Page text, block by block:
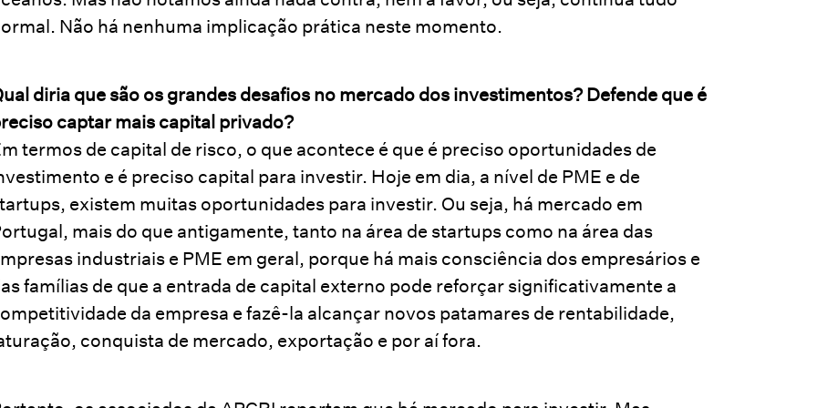
Não há nenhuma implicação prática neste momento.
diria que são os grandes desafios no mercado dos investimentos? Defende que é
captar mais capital privado?
termos de capital de risco, o que acontece é que é preciso oportunidades de
e é preciso capital para investir. Hoje em dia, a nível de PME e de
existem muitas oportunidades para investir. Ou seja, há mercado em
mais do que antigamente, tanto na área de startups como na área das
industriais e PME em geral, porque há mais consciência dos empresários e
famílias de que a entrada de capital externo pode reforçar significativamente a
da empresa e fazê-la alcançar novos patamares de rentabilidade,
conquista de mercado, exportação e por aí fora.